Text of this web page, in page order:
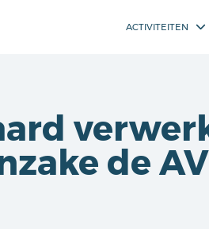
ACTIVITEITEN
de